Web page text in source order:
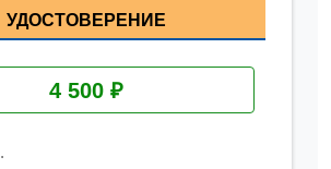
УДОСТОВЕРЕНИЕ
4 500 ₽